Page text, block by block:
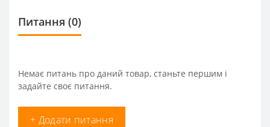
Питання (0)
Немає питань про даний товар, станьте першим і
задайте своє питання.
+ Додати питання